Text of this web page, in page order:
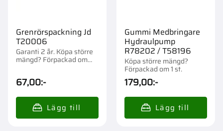
Grenrörspackning Jd
T20006
Garanti 2 år. Köpa större
mängd? Förpackad om
67,00:-
Gummi Medbringare
Hydraulpump
R78202 / T58196
Köpa större mängd?
Förpackad om 1 st.
179,00:-